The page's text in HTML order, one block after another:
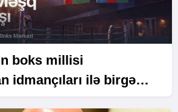
boks millisi
idmançıları ilə birgə